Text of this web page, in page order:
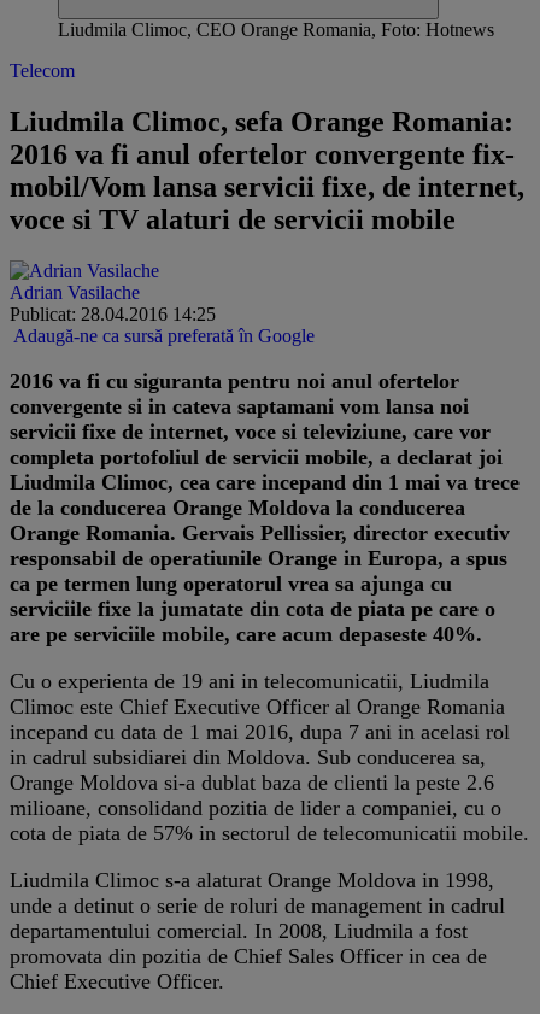
Liudmila Climoc, CEO Orange Romania, Foto: Hotnews
Telecom
Liudmila Climoc, sefa Orange Romania:
2016 va fi anul ofertelor convergente fix-
mobil/Vom lansa servicii fixe, de internet,
voce si TV alaturi de servicii mobile
Adrian Vasilache
Publicat: 28.04.2016 14:25
Adaugă-ne ca sursă preferată în Google
2016 va fi cu siguranta pentru noi anul ofertelor
convergente si in cateva saptamani vom lansa noi
servicii fixe de internet, voce si televiziune, care vor
completa portofoliul de servicii mobile, a declarat joi
Liudmila Climoc, cea care incepand din 1 mai va trece
de la conducerea Orange Moldova la conducerea
Orange Romania. Gervais Pellissier, director executiv
responsabil de operatiunile Orange in Europa, a spus
ca pe termen lung operatorul vrea sa ajunga cu
serviciile fixe la jumatate din cota de piata pe care o
are pe serviciile mobile, care acum depaseste 40%.
Cu o experienta de 19 ani in telecomunicatii, Liudmila
Climoc este Chief Executive Officer al Orange Romania
incepand cu data de 1 mai 2016, dupa 7 ani in acelasi rol
in cadrul subsidiarei din Moldova. Sub conducerea sa,
Orange Moldova si-a dublat baza de clienti la peste 2.6
milioane, consolidand pozitia de lider a companiei, cu o
cota de piata de 57% in sectorul de telecomunicatii mobile.
Liudmila Climoc s-a alaturat Orange Moldova in 1998,
unde a detinut o serie de roluri de management in cadrul
departamentului comercial. In 2008, Liudmila a fost
promovata din pozitia de Chief Sales Officer in cea de
Chief Executive Officer.